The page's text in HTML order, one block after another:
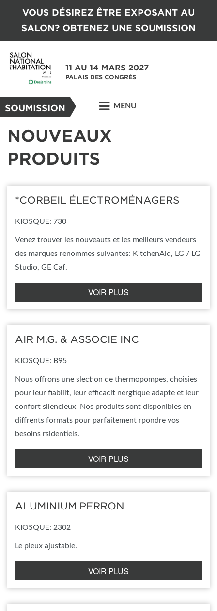
VOUS DÉSIREZ ÊTRE EXPOSANT AU
SALON? OBTENEZ UNE SOUMISSION
11 AU 14 MARS 2027
PALAIS DES CONGRÈS
SOUMISSION MENU
NOUVEAUX
PRODUITS
*CORBEIL ÉLECTROMÉNAGERS
KIOSQUE: 730
Venez trouver les nouveauts et les meilleurs vendeurs
des marques renommes suivantes: KitchenAid, LG / LG
Studio, GE Caf.
VOIR PLUS
AIR M.G. & ASSOCIE INC
KIOSQUE: B95
Nous offrons une slection de thermopompes, choisies
pour leur fiabilit, leur efficacit nergtique adapte et leur
confort silencieux. Nos produits sont disponibles en
diffrents formats pour parfaitement rpondre vos
besoins rsidentiels.
VOIR PLUS
ALUMINIUM PERRON
KIOSQUE: 2302
Le pieux ajustable.
VOIR PLUS